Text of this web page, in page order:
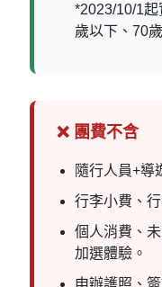
*2023/10/1
歲以下、70
❌ 團費不含
隨行人員+導
行李小費、
個人消費、
加選體驗。
申辦護照、